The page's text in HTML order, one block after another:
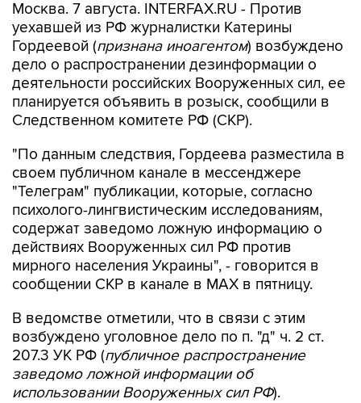
Москва. 7 августа. INTERFAX.RU - Против
уехавшей из РФ журналистки Катерины
Гордеевой (признана иноагентом) возбуждено
дело о распространении дезинформации о
деятельности российских Вооруженных сил, ее
планируется объявить в розыск, сообщили в
Следственном комитете РФ (СКР).
"По данным следствия, Гордеева разместила в
своем публичном канале в мессенджере
"Телеграм" публикации, которые, согласно
психолого-лингвистическим исследованиям,
содержат заведомо ложную информацию о
действиях Вооруженных сил РФ против
мирного населения Украины", - говорится в
сообщении СКР в канале в MAX в пятницу.
В ведомстве отметили, что в связи с этим
возбуждено уголовное дело по п. "д" ч. 2 ст.
207.3 УК РФ (публичное распространение
заведомо ложной информации об
использовании Вооруженных сил РФ).